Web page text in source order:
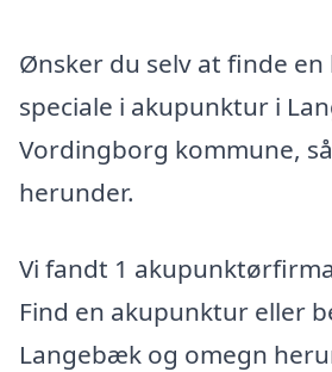
Ønsker du selv at finde
speciale i akupunktur i
Vordingborg kommune,
herunder.
Vi fandt 1
Find en akupunktur eller
Langebæk og omegn